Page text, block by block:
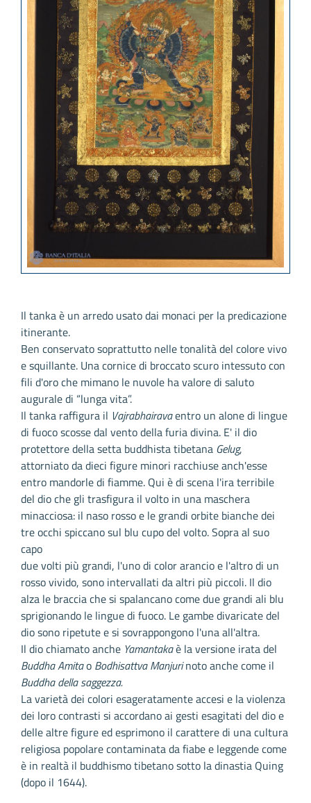
Il tanka è un arredo usato dai monaci per la predicazione
itinerante.
Ben conservato soprattutto nelle tonalità del colore vivo
e squillante. Una cornice di broccato scuro intessuto con
fili d'oro che mimano le nuvole ha valore di saluto
augurale di “lunga vita”.
Il tanka raffigura il Vajrabhairavaentro un alone di lingue
di fuoco scosse dal vento della furia divina. E' il dio
protettore della setta buddhista tibetana Gelug,
attorniato da dieci figure minori racchiuse anch'esse
entro mandorle di fiamme. Qui è di scena l'ira terribile
del dio che gli trasfigura il volto in una maschera
minacciosa: il naso rosso e le grandi orbite bianche dei
tre occhi spiccano sul blu cupo del volto. Sopra al suo
capo
due volti più grandi, l'uno di color arancio e l'altro di un
rosso vivido, sono intervallati da altri più piccoli. Il dio
alza le braccia che si spalancano come due grandi ali blu
sprigionando le lingue di fuoco. Le gambe divaricate del
dio sono ripetute e si sovrappongono l'una all'altra.
Il dio chiamato anche Yamantakaè la versione irata del
Buddha Amitao Bodhisattva Manjurinoto anche come il
Buddha della saggezza.
La varietà dei colori esageratamente accesi e la violenza
dei loro contrasti si accordano ai gesti esagitati del dio e
delle altre figure ed esprimono il carattere di una cultura
religiosa popolare contaminata da fiabe e leggende come
è in realtà il buddhismo tibetano sotto la dinastia Quing
(dopo il 1644).